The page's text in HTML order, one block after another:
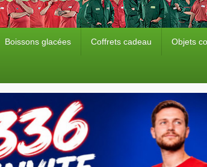
Boissons glacées Coffrets cadeau Objets